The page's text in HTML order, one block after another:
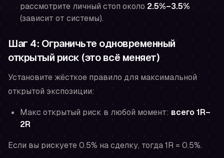
рассмотрите личный стоп около 2.5%–3.5%
(зависит от системы).
Шаг 4: Ограничьте одновременный
открытый риск (это всё меняет)
Установите жёсткое правило для максимальной
открытой экспозиции:
Макс открытый риск в любой момент: всего 1R–
2R
Если вы рискуете 0.5% на сделку, тогда 1R = 0.5%.